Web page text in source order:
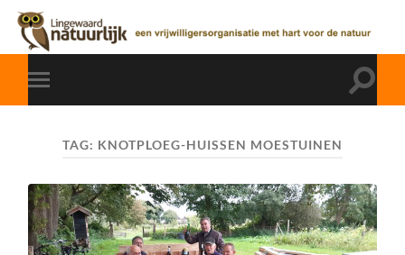
TAG: KNOTPLOEG-HUISSEN MOESTUINEN